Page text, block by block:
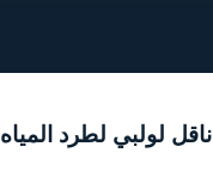
ناقل لولبي لطرد المياه